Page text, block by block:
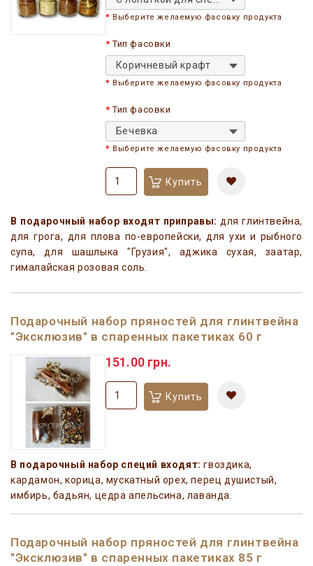
Выберите желаемую фасовку продукта
Тип фасовки
Коричневый крафт
Выберите желаемую фасовку продукта
Тип фасовки
Бечевка
Выберите желаемую фасовку продукта
Купить
В подарочный набор входят приправы: для глинтвейна,
для грога, для плова по-европейски, для ухи и рыбного
супа, для шашлыка "Грузия", аджика сухая, заатар,
гималайская розовая соль.
Подарочный набор пряностей для глинтвейна
"Эксклюзив" в спаренных пакетиках 60 г
151.00 грн.
Купить
В подарочный набор специй входят: гвоздика,
кардамон, корица, мускатный орех, перец душистый,
имбирь, бадьян, цедра апельсина, лаванда.
Подарочный набор пряностей для глинтвейна
"Эксклюзив" в спаренных пакетиках 85 г